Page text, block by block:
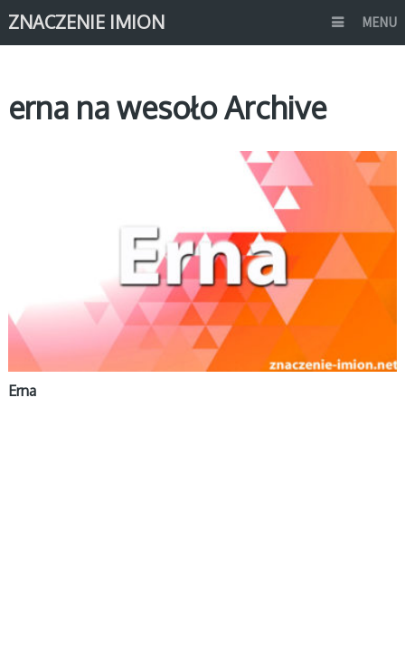
ZNACZENIE IMION MENU
erna na wesoło Archive
Erna